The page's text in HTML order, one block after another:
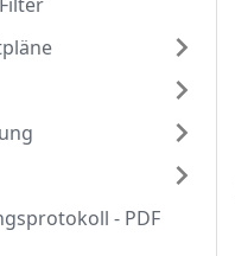
- PDF